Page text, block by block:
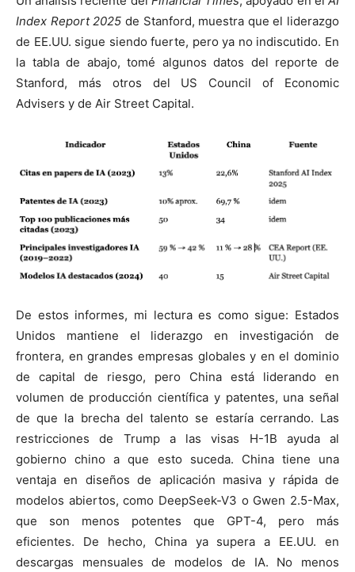
Index Report 2025 de Stanford, muestra que el liderazgo
de EE.UU. sigue siendo fuerte, pero ya no indiscutido. En
la tabla de abajo, tomé algunos datos del reporte de
Stanford, más otros del US Council of Economic
Advisers y de Air Street Capital.
De estos informes, mi lectura es como sigue: Estados
Unidos mantiene el liderazgo en investigación de
frontera, en grandes empresas globales y en el dominio
de capital de riesgo, pero China está liderando en
volumen de producción científica y patentes, una señal
de que la brecha del talento se estaría cerrando. Las
restricciones de Trump a las visas H-1B ayuda al
gobierno chino a que esto suceda. China tiene una
ventaja en diseños de aplicación masiva y rápida de
modelos abiertos, como DeepSeek-V3 o Gwen 2.5-Max,
que son menos potentes que GPT-4, pero más
eficientes. De hecho, China ya supera a EE.UU. en
descargas mensuales de modelos de IA. No menos